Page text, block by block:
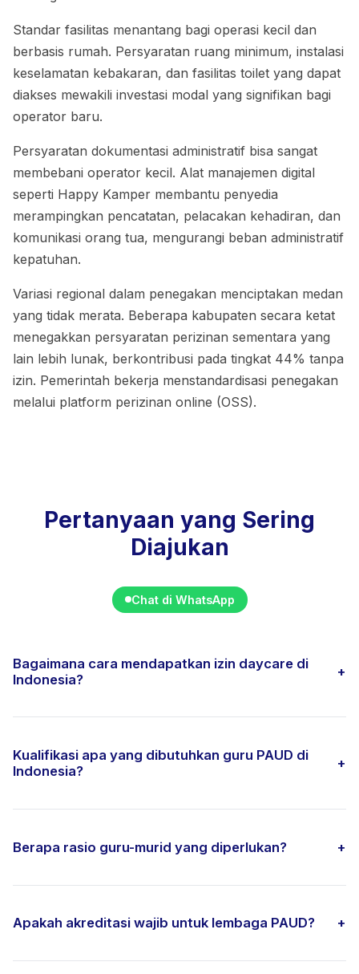
Standar fasilitas menantang bagi operasi kecil dan
berbasis rumah. Persyaratan ruang minimum, instalasi
keselamatan kebakaran, dan fasilitas toilet yang dapat
diakses mewakili investasi modal yang signifikan bagi
operator baru.
Persyaratan dokumentasi administratif bisa sangat
membebani operator kecil. Alat manajemen digital
seperti Happy Kamper membantu penyedia
merampingkan pencatatan, pelacakan kehadiran, dan
komunikasi orang tua, mengurangi beban administratif
kepatuhan.
Variasi regional dalam penegakan menciptakan medan
yang tidak merata. Beberapa kabupaten secara ketat
menegakkan persyaratan perizinan sementara yang
lain lebih lunak, berkontribusi pada tingkat 44% tanpa
izin. Pemerintah bekerja menstandardisasi penegakan
melalui platform perizinan online (OSS).
Pertanyaan yang Sering
Diajukan
Chat di WhatsApp
Bagaimana cara mendapatkan izin daycare di
Indonesia?
+
Kualifikasi apa yang dibutuhkan guru PAUD di
Indonesia?
+
Berapa rasio guru-murid yang diperlukan? +
Apakah akreditasi wajib untuk lembaga PAUD? +